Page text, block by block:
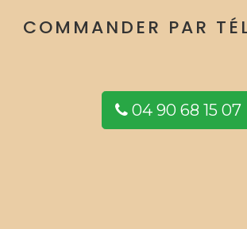
COMMANDER PAR
04 90 68 15 07